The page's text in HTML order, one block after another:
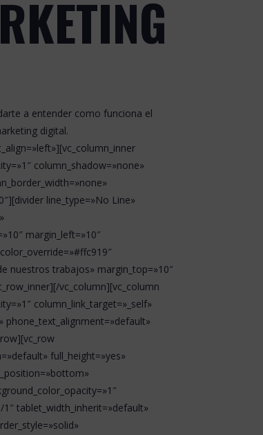
a entender como funciona el
digital.
column_shadow=»none»
line_type=»No Line»
margin_left=»10″
nuestros trabajos» margin_top=»10″
vc_column][vc_column
column_link_target=»_self»
phone_text_alignment=»default»
full_height=»yes»
tablet_width_inherit=»default»